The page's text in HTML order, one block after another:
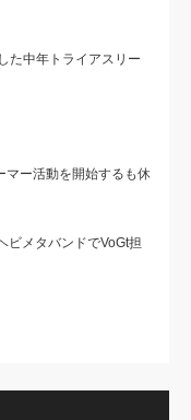
た中年トライアスリー
マー活動を開始するも休
ビメタバンドでVoGt担